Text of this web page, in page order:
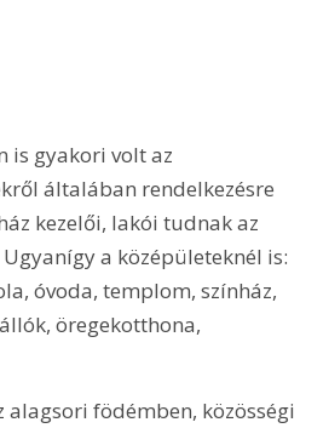
is gyakori volt az
általában rendelkezésre
kezelői, lakói tudnak az
a középületeknél is:
óvoda, templom, színház,
öregekotthona,
födémben, közösségi